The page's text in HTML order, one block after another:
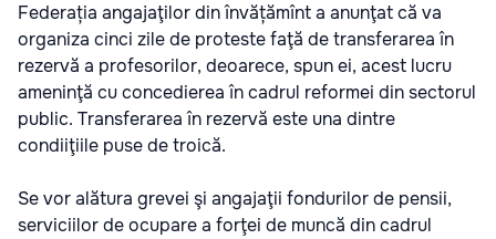
Federația angajaţilor din învățămînt a anunţat că va
organiza cinci zile de proteste faţă de transferarea în
rezervă a profesorilor, deoarece, spun ei, acest lucru
ameninţă cu concedierea în cadrul reformei din sectorul
public. Transferarea în rezervă este una dintre
condiiţiile puse de troică.
Se vor alătura grevei şi angajaţii fondurilor de pensii,
serviciilor de ocupare a forţei de muncă din cadrul